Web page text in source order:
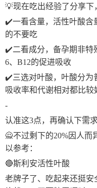
💡现在吃出经验了分享下
✔️一看含量，活性叶酸含
的不要吃
✔️二看成分，备孕期非特
6、B12的促进吸收
✔️三选对叶酸，叶酸分为
吸收率和代谢相对都比较
-
认准这3点，再确认下需
🙅不过剩下的20%因人
以参考：
🔴斯利安活性叶酸
老牌子了、吃起来还挺安